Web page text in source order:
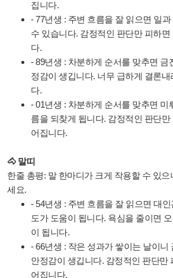
집니다.
- 77년생 : 주변 흐름을 잘 읽으면 일
수 있습니다. 감정적인 판단만 피하
다.
- 89년생 : 차분하게 순서를 맞추면 금
정감이 생깁니다. 너무 급하게 결론
다.
- 01년생 : 차분하게 순서를 맞추면 미
름을 되찾게 됩니다. 감정적인 판단
어집니다.
🐴 말띠
한줄 총평: 말 한마디가 크게 작용할 수 있
세요.
- 54년생 : 주변 흐름을 잘 읽으면 대
도가 도움이 됩니다. 욕심을 줄이면
이 됩니다.
- 66년생 : 작은 성과가 쌓이는 날이니
안정감이 생깁니다. 감정적인 판단만
어집니다.